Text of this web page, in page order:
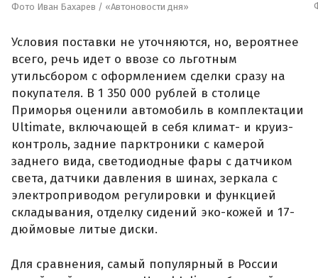
Фото Иван Бахарев / «Автоновости дня»
Условия поставки не уточняются, но, вероятнее
всего, речь идет о ввозе со льготным
утильсбором с оформлением сделки сразу на
покупателя. В 1 350 000 рублей в столице
Приморья оценили автомобиль в комплектации
Ultimate, включающей в себя климат- и круиз-
контроль, задние парктроники с камерой
заднего вида, светодиодные фары с датчиком
света, датчики давления в шинах, зеркала с
электроприводом регулировки и функцией
складывания, отделку сидений эко-кожей и 17-
дюймовые литые диски.
Для сравнения, самый популярный в России